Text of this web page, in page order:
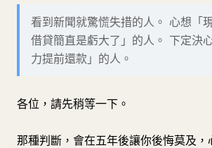
■ 13. 最後
這就是通膨時代房貸的正確答案。
參考資料
看到新聞就驚慌失措的人。 心想「
借貸簡直是虧大了」的人。 下定決
力提前還款」的人。
各位，請先稍等一下。
那種判斷，會在五年後讓你後悔莫及